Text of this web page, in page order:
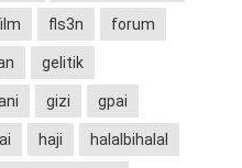
fls3n forum
gelitik
gizi gpai
haji halalbihalal